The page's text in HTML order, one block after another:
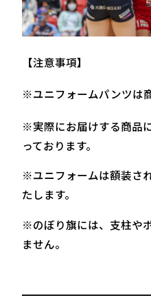
【注意事項】
※ユニフォームパンツは
※実際にお届けする商品
っております。
※ユニフォームは額装さ
たします。
※のぼり旗には、支柱や
ません。